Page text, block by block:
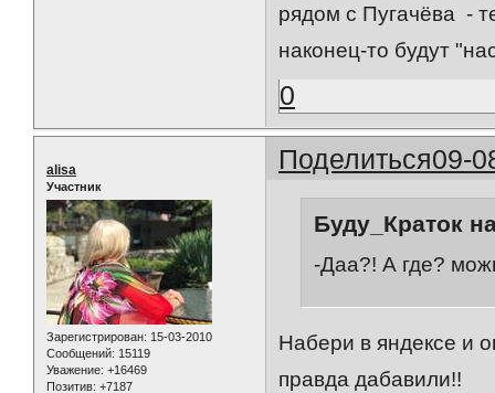
рядом с Пугачёва -
наконец-то будут
0
Поделиться09-
alisa
Участник
Зарегистрирован: 15-03-2010
Сообщений: 15119
Уважение: +16469
Позитив: +7187
Буду_Краток
-Даа?! А где?
Набери в яндексе и
правда дабавили!!